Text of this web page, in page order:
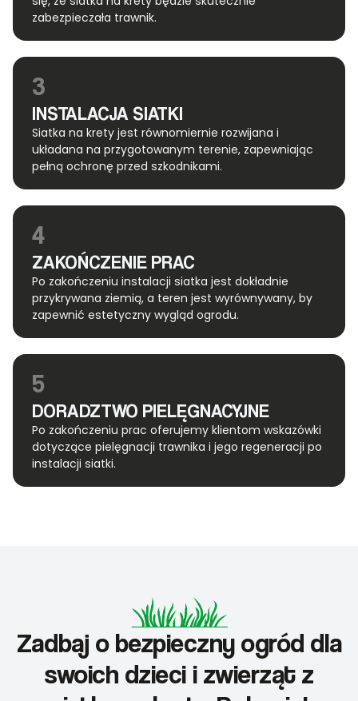
zabezpieczała trawnik.
3
INSTALACJA SIATKI
Siatka na krety jest równomiernie rozwijana i
układana na przygotowanym terenie, zapewniając
pełną ochronę przed szkodnikami.
4
ZAKOŃCZENIE PRAC
Po zakończeniu instalacji siatka jest dokładnie
przykrywana ziemią, a teren jest wyrównywany, by
zapewnić estetyczny wygląd ogrodu.
5
DORADZTWO PIELĘGNACYJNE
Po zakończeniu prac oferujemy klientom wskazówki
dotyczące pielęgnacji trawnika i jego regeneracji po
instalacji siatki.
Zadbaj o bezpieczny ogród dla
swoich dzieci i zwierząt z